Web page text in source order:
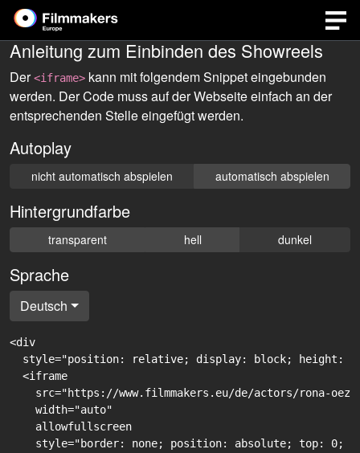
Anleitung zum Einbinden des Showreels
Der<iframe> kann mit folgendem Snippet eingebunden
werden. Der Code muss auf der Webseite einfach an der
entsprechenden Stelle eingefügt werden.
Autoplay
nicht automatisch abspielen automatisch abspielen
Hintergrundfarbe
transparent hell dunkel
Sprache
Deutsch
<div
style="position: relative; display: block; height:
  <iframe
src="https://www.filmmakers.eu/de/actors/rona-
    width="auto"
    allowfullscreen
style="border: none; position: absolute; top: 0;